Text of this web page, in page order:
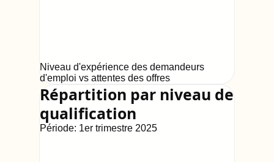
Niveau d'expérience des demandeurs
d'emploi vs attentes des offres
Répartition par niveau de
qualification
Période: 1er trimestre 2025